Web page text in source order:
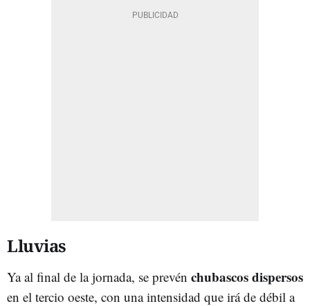
Lluvias
Ya al final de la jornada, se prevén chubascosdispersos
en el tercio oeste, con una intensidad que irá de débil a